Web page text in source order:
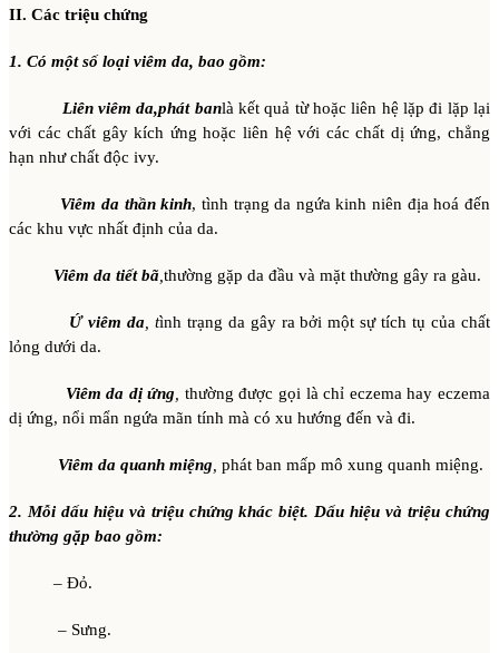
II. Các triệu chứng
1. Có một số loại viêm da, bao gồm:
Liên viêm da,phát banlà kết quả từ hoặc liên hệ lặp đi lặp lại
với các chất gây kích ứng hoặc liên hệ với các chất dị ứng, chẳng
hạn như chất độc ivy.
Viêm da thần kinh, tình trạng da ngứa kinh niên địa hoá đến
các khu vực nhất định của da.
Viêm da tiết bã thường gặp da đầu và mặt thường gây ra gàu.
Ứ viêm da , tình trạng da gây ra bởi một sự tích tụ của chất
lỏng dưới da.
Viêm da dị ứng
thường được gọi là chỉ eczema hay eczema
dị ứng, nổi mẩn ngứa mãn tính mà có xu hướng đến và đi.
Viêm da quanh miệng phát ban mấp mô xung quanh miệng.
2. Mỗi dấu hiệu và triệu chứng khác biệt. Dấu hiệu và triệu chứng
thường gặp bao gồm:
– Đỏ.
– Sưng.